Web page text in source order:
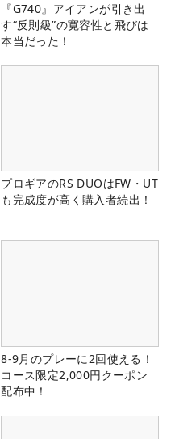
『G740』アイアンが引き出
す“反則級”の寛容性と飛びは
本当だった！
プロギアのRS DUOはFW・UT
も完成度が高く購入者続出！
8-9月のプレーに2回使える！
コース限定2,000円クーポン
配布中！